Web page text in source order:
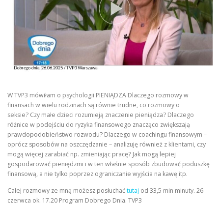
W TVP3 mówiłam o psychologii PIENIĄDZA Dlaczego rozmowy w
finansach w wielu rodzinach są równie trudne, co rozmowy o
seksie? Czy małe dzieci rozumieją znaczenie pieniądza? Dlaczego
różnice w podejściu do ryzyka finansowego znacząco zwiększają
prawdopodobieństwo rozwodu? Dlaczego w coachingu finansowym –
oprócz sposobów na oszczędzanie – analizuję również z klientami, czy
mogą więcej zarabiać np. zmieniając pracę? Jak mogą lepiej
gospodarować pieniędzmi i w ten właśnie sposób zbudować poduszkę
finansową, a nie tylko poprzez ograniczanie wyjścia na kawę itp.
Całej rozmowy ze mną możesz posłuchaćtutaj od 33,5 min minuty. 26
czerwca ok. 17.20 Program Dobrego Dnia. TVP3